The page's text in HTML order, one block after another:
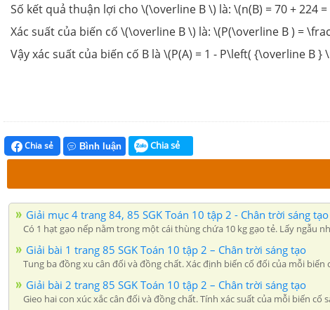
Số kết quả thuận lợi cho \(\overline B \) là: \(n(B) = 70 + 224 =
Xác suất của biến cố \(\overline B \) là: \(P(\overline B ) =
Vậy xác suất của biến cố B là \(P(A) = 1 - P\left( {\overline B
Chia sẻ Bình luận Chia sẻ
Giải mục 4 trang 84, 85 SGK Toán 10 tập 2 - Chân trời sáng tạo
Có 1 hạt gạo nếp nằm trong một cái thùng chứa 10 kg gạo tẻ. Lấy ngẫu
Giải bài 1 trang 85 SGK Toán 10 tập 2 – Chân trời sáng tạo
Tung ba đồng xu cân đối và đồng chất. Xác định biến cố đối của mỗi biến
Giải bài 2 trang 85 SGK Toán 10 tập 2 – Chân trời sáng tạo
Gieo hai con xúc xắc cân đối và đồng chất. Tính xác suất của mỗi biến cố